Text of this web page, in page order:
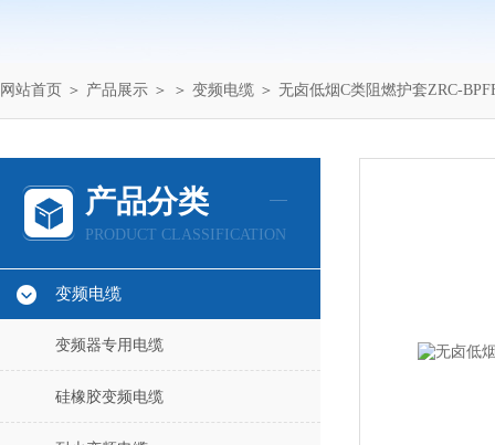
网站首页 ＞ 产品展示 ＞ ＞ 变频电缆 ＞ 无卤低烟C类阻燃护套ZRC-
产品分类
PRODUCT CLASSIFICATION
变频电缆
变频器专用电缆
硅橡胶变频电缆